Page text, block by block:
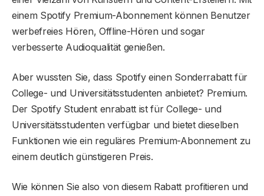
einem Spotify Premium-Abonnement können Benutzer
werbefreies Hören, Offline-Hören und sogar
verbesserte Audioqualität genießen.
Aber wussten Sie, dass Spotify einen Sonderrabatt für
College- und Universitätsstudenten anbietet? Premium.
Der Spotify Student enrabatt ist für College- und
Universitätsstudenten verfügbar und bietet dieselben
Funktionen wie ein reguläres Premium-Abonnement zu
einem deutlich günstigeren Preis.
Wie können Sie also von diesem Rabatt profitieren und